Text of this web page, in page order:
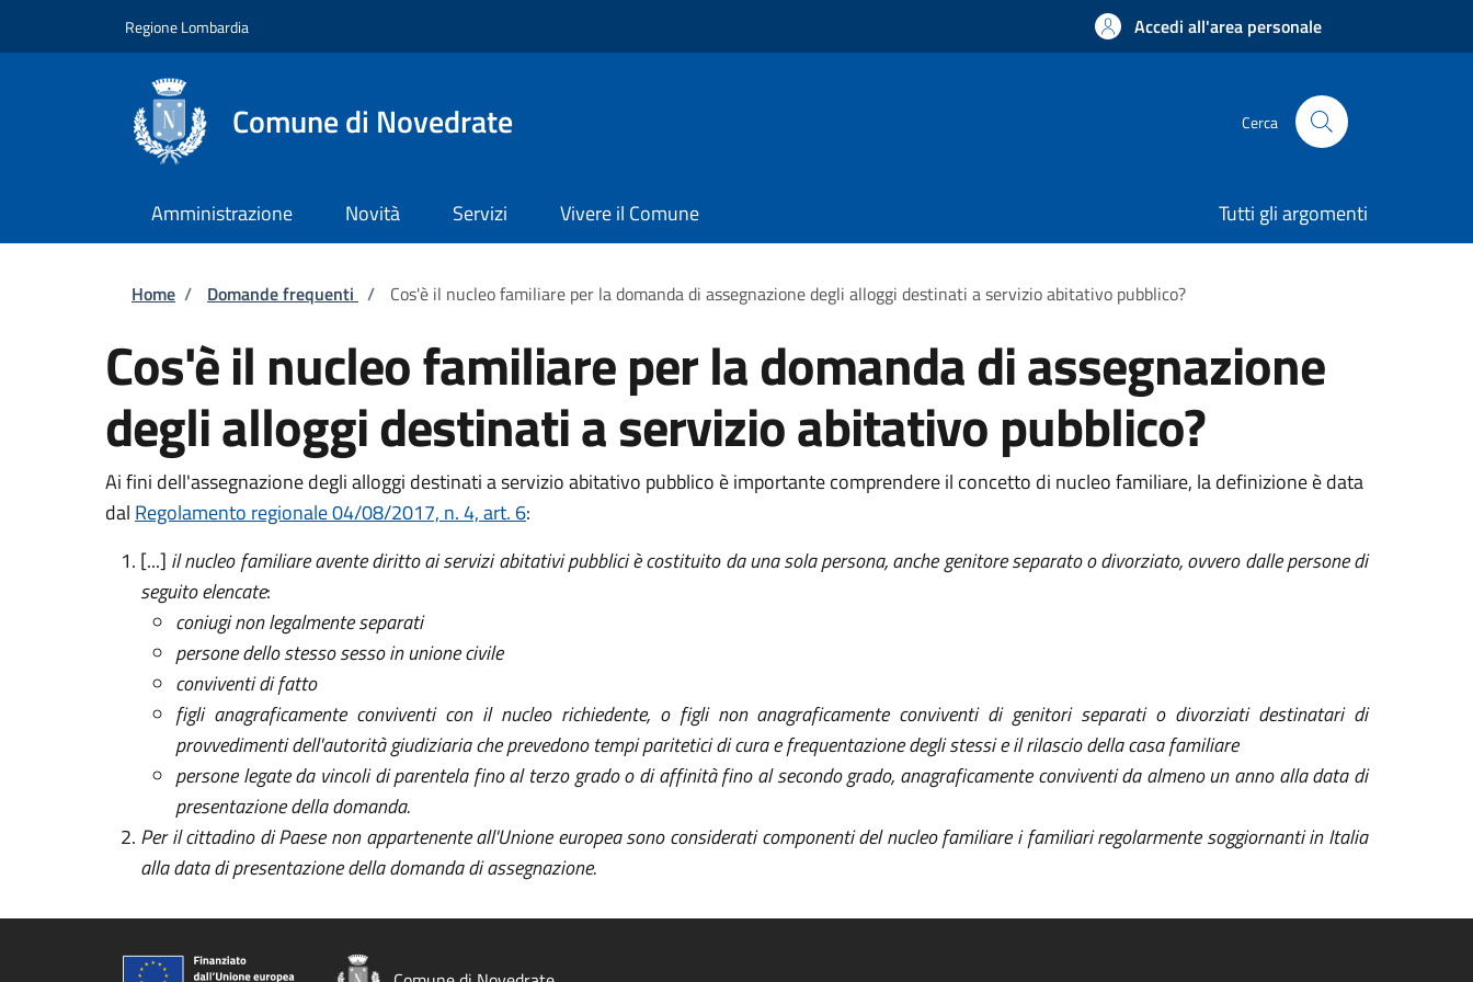
Regione Lombardia Accedi all'area personale
Comune di Novedrate Cerca
Amministrazione Novità Servizi Vivere il Comune Tutti gli argomenti
Briciole di pane
Home / Domande frequenti / Cos'è il nucleo familiare per la domanda di assegnazione degli alloggi destinati a servizio abitativo pubblico?
Cos'è il nucleo familiare per la domanda di assegnazione
degli alloggi destinati a servizio abitativo pubblico?
Ai fini dell'assegnazione degli alloggi destinati a servizio abitativo pubblico è importante comprendere il concetto di nucleo familiare, la definizione è data
dal Regolamento regionale 04/08/2017, n. 4, art. 6:
[...] il nucleo familiare avente diritto ai servizi abitativi pubblici è costituito da una sola persona, anche genitore separato o divorziato, ovvero dalle persone di
seguito elencate:
coniugi non legalmente separati
persone dello stesso sesso in unione civile
conviventi di fatto
figli anagraficamente conviventi con il nucleo richiedente, o figli non anagraficamente conviventi di genitori separati o divorziati destinatari di
provvedimenti dell'autorità giudiziaria che prevedono tempi paritetici di cura e frequentazione degli stessi e il rilascio della casa familiare
persone legate da vincoli di parentela fino al terzo grado o di affinità fino al secondo grado, anagraficamente conviventi da almeno un anno alla data di
presentazione della domanda.
Per il cittadino di Paese non appartenente all'Unione europea sono considerati componenti del nucleo familiare i familiari regolarmente soggiornanti in Italia
alla data di presentazione della domanda di assegnazione.